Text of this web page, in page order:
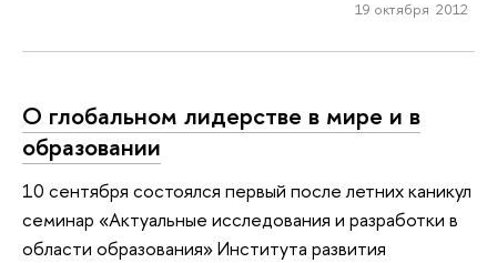
19 октября 2012
О глобальном лидерстве в мире и в
образовании
10 сентября состоялся первый после летних каникул
семинар «Актуальные исследования и разработки в
области образования» Института развития